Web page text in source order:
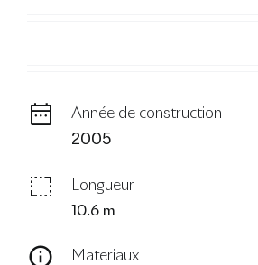
Année de construction
2005
Longueur
10.6 m
Materiaux